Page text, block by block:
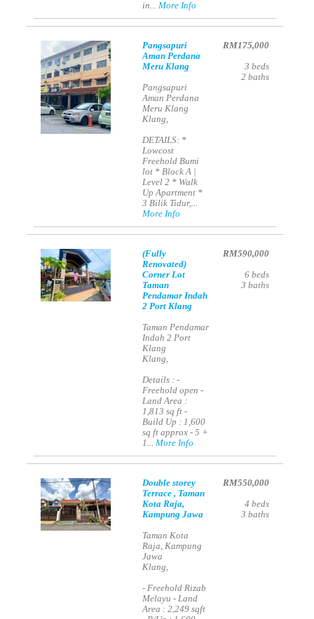
in...More Info
Pangsapuri
Aman Perdana
Meru Klang
Pangsapuri
Aman Perdana
Meru Klang
Klang,
DETAILS: *
Lowcost
Freehold Bumi
lot * Block A |
Level 2 * Walk
Up Apartment *
3 Bilik Tidur,...
More Info
RM175,000
3 beds
2 baths
(Fully
Renovated)
Corner Lot
Taman
Pendamar Indah
2 Port Klang
Taman Pendamar
Indah 2 Port
Klang
Klang,
Details : -
Freehold open -
Land Area :
1,813 sq ft -
Build Up : 1,600
sq ft approx - 5 +
1...More Info
RM590,000
6 beds
3 baths
Double storey
Terrace , Taman
Kota Raja,
Kampung Jawa
Taman Kota
Raja, Kampung
Jawa
Klang,
- Freehold Rizab
Melayu - Land
Area : 2,249 sqft
RM550,000
4 beds
3 baths